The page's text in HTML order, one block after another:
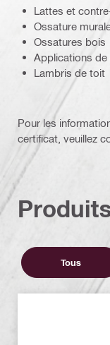
Lattes et
Ossature
Ossatures bois
Applications de
Lambris de toit
Pour les
certificat, veuillez
Tous